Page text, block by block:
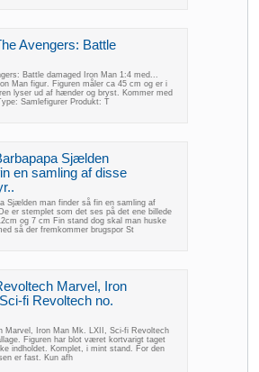
Avengers: Battle
Battle damaged Iron Man 1:4 med...
Man figur. Figuren måler ca 45 cm og er i
lyser ud af hænder og bryst. Kommer med
Samlefigurer Produkt: T
Sjælden
en samling af disse
Sjælden man finder så fin en samling af
er stemplet som det ses på det ene billede
og 7 cm Fin stand dog skal man huske
så der fremkommer brugspor St
Marvel, Iron
fi Revoltech no.
Marvel, Iron Man Mk. LXII, Sci-fi Revoltech
Figuren har blot været kortvarigt taget
indholdet. Komplet, i mint stand. For den
er fast. Kun afh